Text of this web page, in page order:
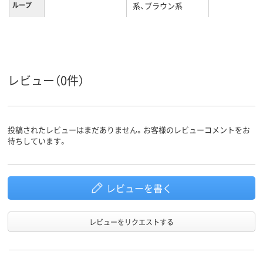
ループ
系、ブラウン系
レビュー（0件）
投稿されたレビューはまだありません。お客様のレビューコメントをお
待ちしています。
レビューを書く
レビューをリクエストする